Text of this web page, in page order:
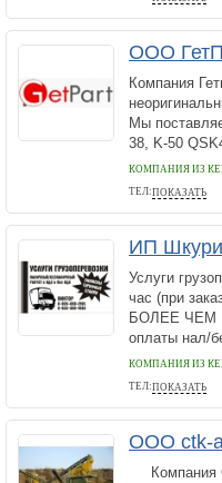
ООО
Компания
Мы
38, K-50
КОМПАНИЯ ИЗ
ТЕЛ:ПОКАЗАТЬ
+7 (951) 572 35
ИП
Услуги
час (при
БОЛЕЕ ЧЕМ
оплаты нал/
КОМПАНИЯ ИЗ
ТЕЛ:ПОКАЗАТЬ
89030466366
ООО ctk-
Компания